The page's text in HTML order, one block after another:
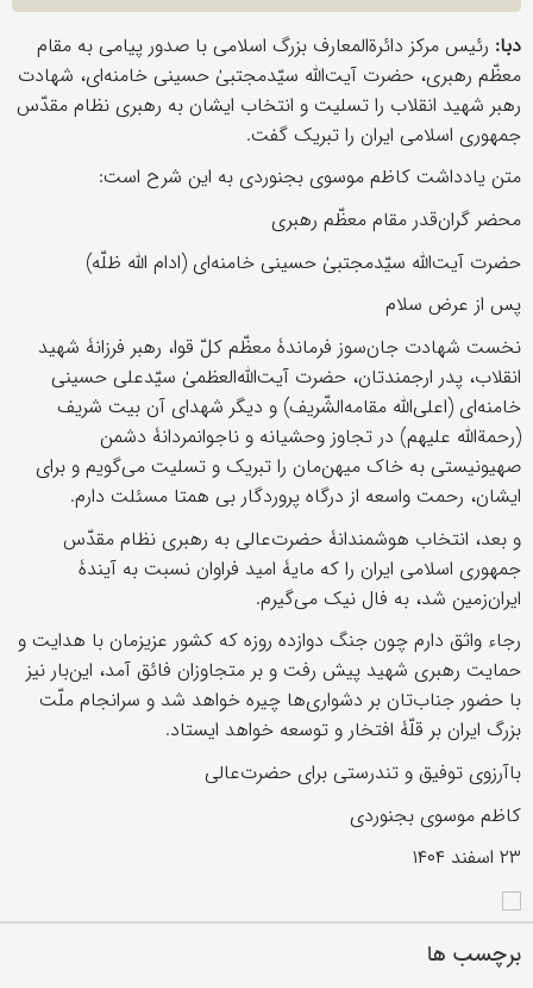
دبا: رئیس مرکز دائرة‌المعارف بزرگ اسلامی‌ با صدور پیامی به مقام
معظّم رهبری، حضرت آیت‌الله سیّدمجتبیٰ حسینی خامنه‌ای، شهادت
رهبر شهید انقلاب را تسلیت و انتخاب ایشان به رهبری نظام مقدّس
جمهوری اسلامی ایران را تبریک گفت.
متن یادداشت کاظم موسوی بجنوردی به این شرح است:
محضر گران‌قدر مقام معظّم رهبری
حضرت آیت‌الله سیّدمجتبیٰ حسینی خامنه‌ای (ادام الله ظلّه)
پس از عرض سلام
نخست شهادت جان‌‌سوز فرماندۀ معظّم کلّ قوا، رهبر فرزانۀ شهید
انقلاب، پدر ارجمندتان، حضرت آیت‌الله‌العظمیٰ سیّدعلی حسینی
خامنه‌ای (اعلی‌الله مقامه‌الشّریف) و دیگر شهدای آن بیت شریف
(رحمة‌الله علیهم) در تجاوز وحشیانه و ناجوانمردانۀ دشمن
صهیونیستی به خاک میهن‌مان را تبریک و تسلیت می‌گویم و برای
ایشان، رحمت واسعه از درگاه پروردگار بی همتا مسئلت دارم.
و بعد، انتخاب هوشمندانۀ حضرت‌عالی به رهبری نظام مقدّس
جمهوری اسلامی ایران را که مایۀ امید فراوان نسبت به آیندۀ
ایران‌زمین شد، به فال نیک می‌گیرم.
رجاء واثق دارم چون جنگ دوازده روزه که کشور عزیزمان با هدایت و
حمایت رهبری شهید پیش رفت و بر متجاوزان فائق آمد، این‌بار نیز
با حضور جناب‌تان بر دشواری‌ها چیره خواهد شد و سرانجام ملّت
بزرگ ایران بر قلّۀ افتخار و توسعه خواهد ایستاد.
باآرزوی توفیق و تندرستی برای حضرت‌عالی
کاظم موسوی بجنوردی
٢٣ اسفند ١۴٠۴
برچسب ها